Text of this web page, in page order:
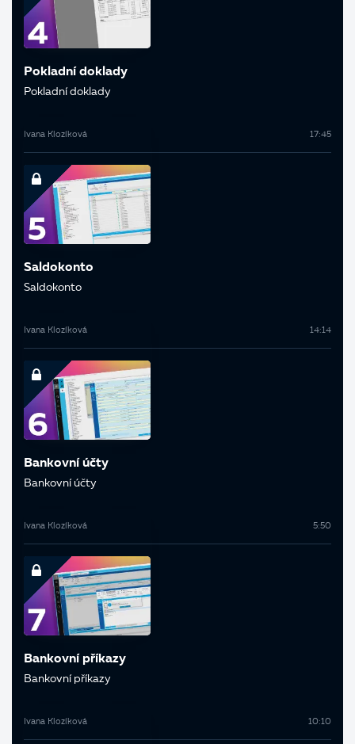
Pokladní doklady
Pokladní doklady
Ivana Klozíková 17:45
Saldokonto
Saldokonto
Ivana Klozíková 14:14
Bankovní účty
Bankovní účty
Ivana Klozíková 5:50
Bankovní příkazy
Bankovní příkazy
Ivana Klozíková 10:10